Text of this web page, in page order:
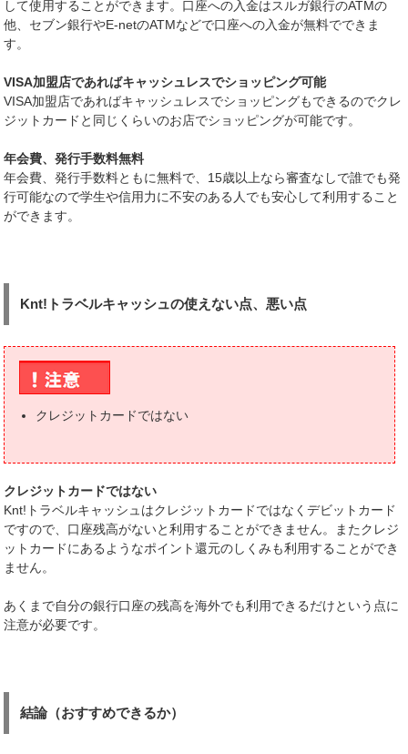
して使用することができます。口座への入金はスルガ銀行のATMの
他、セブン銀行やE-netのATMなどで口座への入金が無料でできま
す。
VISA加盟店であればキャッシュレスでショッピング可能
VISA加盟店であればキャッシュレスでショッピングもできるのでクレ
ジットカードと同じくらいのお店でショッピングが可能です。
年会費、発行手数料無料
年会費、発行手数料ともに無料で、15歳以上なら審査なしで誰でも発
行可能なので学生や信用力に不安のある人でも安心して利用すること
ができます。
Knt!トラベルキャッシュの使えない点、悪い点
クレジットカードではない
クレジットカードではない
Knt!トラベルキャッシュはクレジットカードではなくデビットカード
ですので、口座残高がないと利用することができません。またクレジ
ットカードにあるようなポイント還元のしくみも利用することができ
ません。
あくまで自分の銀行口座の残高を海外でも利用できるだけという点に
注意が必要です。
結論（おすすめできるか）